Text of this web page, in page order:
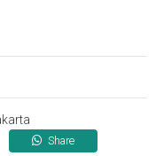
Share